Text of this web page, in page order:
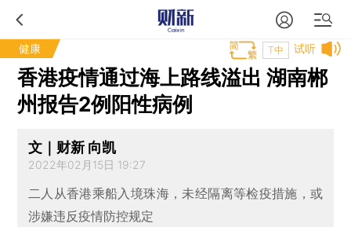
健康 试听
T中
香港疫情通过海上路线溢出 湖南郴
州报告2例阳性病例
文｜财新 向凯
2022年02月15日 19:27
二人从香港乘船入境珠海，未经隔离等检疫措施，或
涉嫌违反疫情防控规定